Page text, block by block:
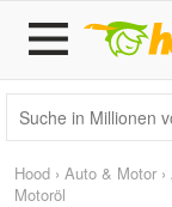
Hood › Auto & Motor ›
Motoröl